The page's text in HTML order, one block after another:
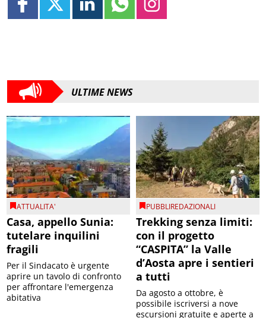
ULTIME NEWS
ATTUALITA'
Casa, appello Sunia:
tutelare inquilini
fragili
Per il Sindacato è urgente
aprire un tavolo di confronto
per affrontare l'emergenza
abitativa
PUBBLIREDAZIONALI
Trekking senza limiti:
con il progetto
“CASPITA” la Valle
d’Aosta apre i sentieri
a tutti
Da agosto a ottobre, è
possibile iscriversi a nove
escursioni gratuite e aperte a